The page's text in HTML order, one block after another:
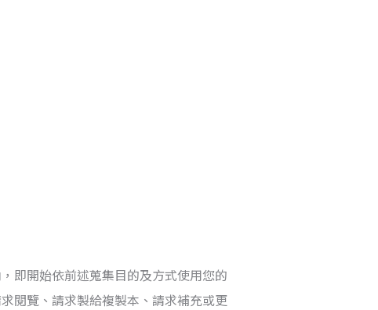
即開始依前述蒐集目的及方式使用您的
閱覽、請求製給複製本、請求補充或更